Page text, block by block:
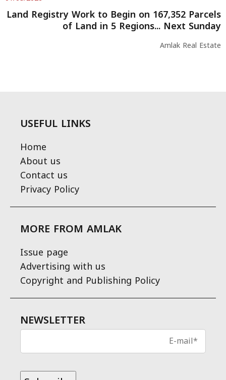
Land Registry Work to Begin on 167,352 Parcels
of Land in 5 Regions... Next Sunday
Amlak Real Estate
USEFUL LINKS
Home
About us
Contact us
Privacy Policy
MORE FROM AMLAK
Issue page
Advertising with us
Copyright and Publishing Policy
NEWSLETTER